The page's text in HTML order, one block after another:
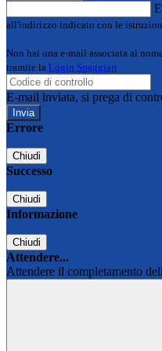
all'indirizzo indicato con le
Non hai una e-mail associata al
tramite la Login Spaggiari
E-mail inviata, si prega di
Errore
Chiudi
Successo
Chiudi
Informazione
Chiudi
Attendere...
Attendere il completamento